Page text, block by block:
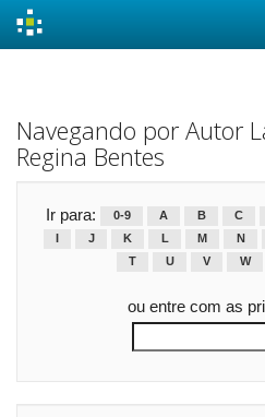
Navegando por Autor
Regina Bentes
Ir para: 0-9 A B C
J K L M N
T
U V W
ou entre com as